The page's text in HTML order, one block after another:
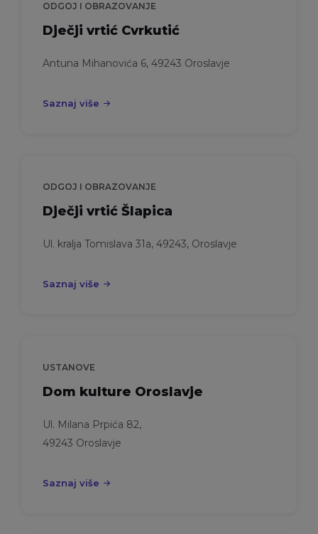
ODGOJ I OBRAZOVANJE
Dječji vrtić Cvrkutić
Antuna Mihanovića 6, 49243 Oroslavje
Saznaj više
ODGOJ I OBRAZOVANJE
Dječji vrtić Šlapica
Ul. kralja Tomislava 31a, 49243, Oroslavje
Saznaj više
USTANOVE
Dom kulture Oroslavje
Ul. Milana Prpića 82,
49243 Oroslavje
Saznaj više